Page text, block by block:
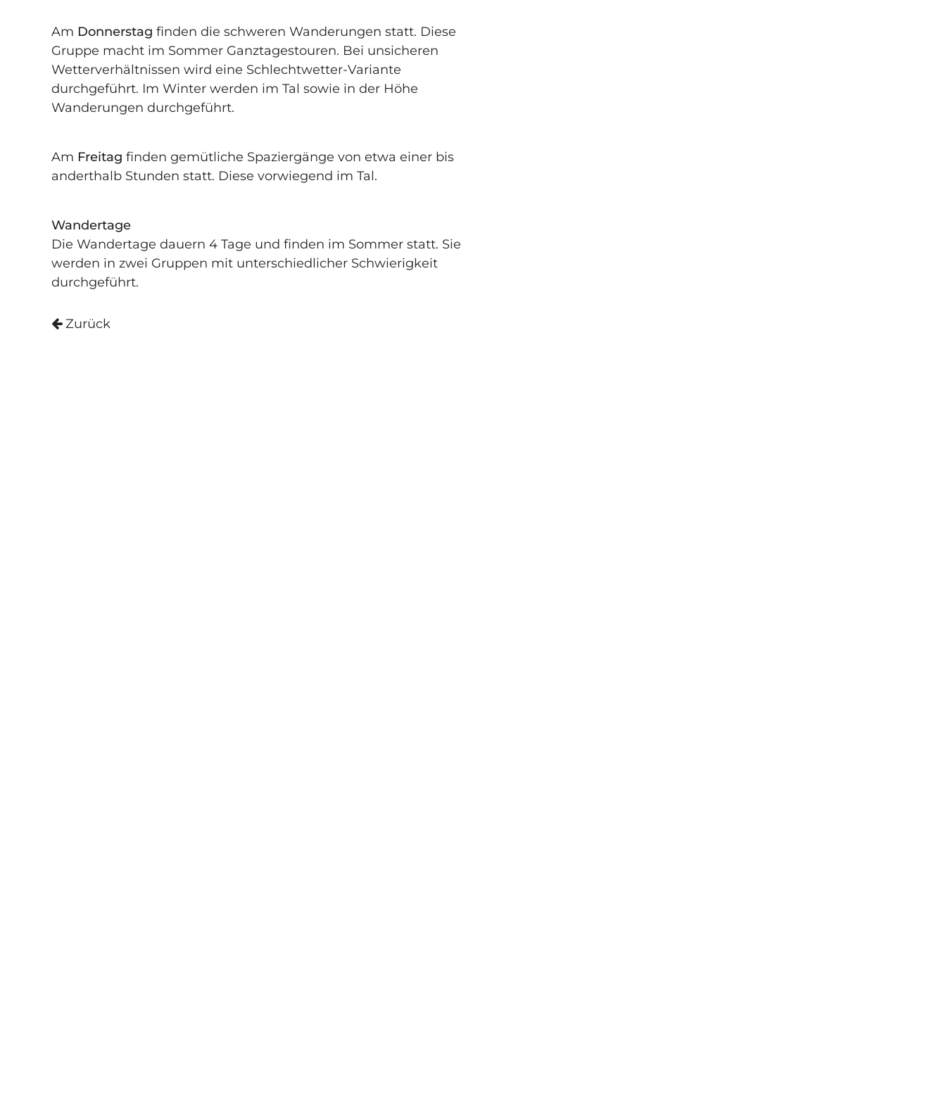
Am Donnerstag finden die schweren Wanderungen statt. Diese
Gruppe macht im Sommer Ganztagestouren. Bei unsicheren
Wetterverhältnissen wird eine Schlecht­wetter-Variante
durchgeführt. Im Winter werden im Tal sowie in der Höhe
Wanderungen durchgeführt.
Am Freitag finden gemütliche Spazier­gänge von etwa einer bis
anderthalb ­Stunden statt. Diese vorwiegend im Tal.
Wandertage
Die Wandertage dauern 4 Tage und finden im Sommer statt. Sie
werden in zwei Gruppen mit unterschiedlicher Schwierigkeit
durchgeführt.
Zurück